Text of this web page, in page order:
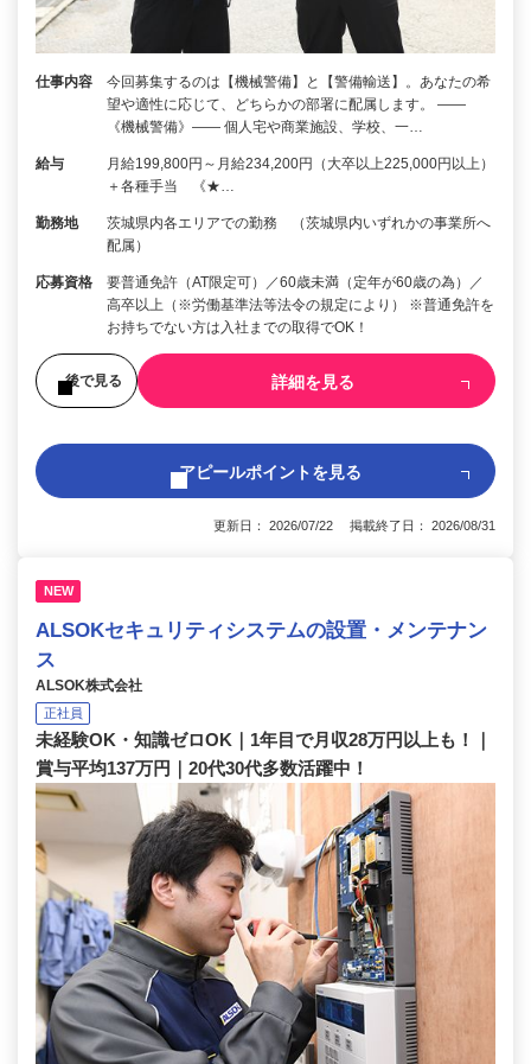
仕事内容
今回募集するのは【機械警備】と【警備輸送】。あなたの希
望や適性に応じて、どちらかの部署に配属します。 ――
《機械警備》―― 個人宅や商業施設、学校、一…
給与
月給199,800円～月給234,200円（大卒以上225,000円以上）
＋各種手当 《★…
勤務地
茨城県内各エリアでの勤務 （茨城県内いずれかの事業所へ
配属）
応募資格
要普通免許（AT限定可）／60歳未満（定年が60歳の為）／
高卒以上（※労働基準法等法令の規定により） ※普通免許を
お持ちでない方は入社までの取得でOK！
後で見る 詳細を見る
アピールポイントを見る
更新日： 2026/07/22 掲載終了日： 2026/08/31
NEW
ALSOKセキュリティシステムの設置・メンテナン
ス
ALSOK株式会社
正社員
未経験OK・知識ゼロOK｜1年目で月収28万円以上も！｜
賞与平均137万円｜20代30代多数活躍中！